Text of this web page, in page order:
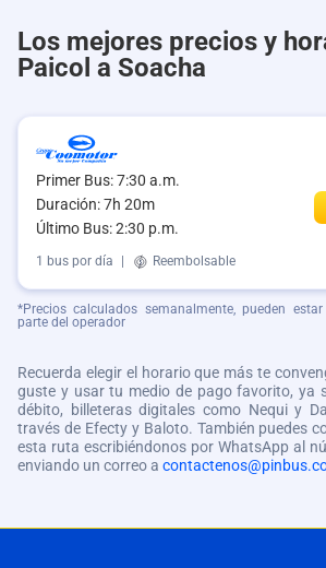
Los mejores precios y
Paicol a Soacha
Primer Bus: 7:30 a.m.
Duración: 7h 20m
Último Bus: 2:30 p.m.
1 bus por día Reembolsable
*Precios calculados semanalmente, pueden
parte del operador
Recuerda elegir el horario que más te
guste y usar tu medio de pago favorito, ya
débito, billeteras digitales como Nequi y
través de Efecty y Baloto. También puedes
esta ruta escribiéndonos por WhatsApp al
enviando un correo a